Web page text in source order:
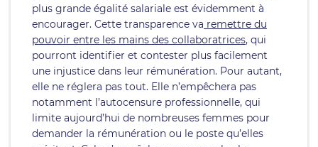
plus grande égalité salariale est évidemment à
encourager. Cette transparence va remettre du
pouvoir entre les mains des collaboratrices, qui
pourront identifier et contester plus facilement
une injustice dans leur rémunération. Pour autant,
elle ne réglera pas tout. Elle n’empêchera pas
notamment l’autocensure professionnelle, qui
limite aujourd’hui de nombreuses femmes pour
demander la rémunération ou le poste qu’elles